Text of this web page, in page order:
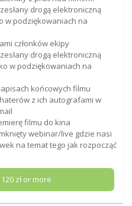
drogą elektroniczną
w podziękowaniach na
członków ekipy
drogą elektroniczną
w podziękowaniach na
końcowych filmu
z ich autografami w
filmu do kina
webinar/live gdzie nasi
na temat tego jak rozpocząć
120zł or more